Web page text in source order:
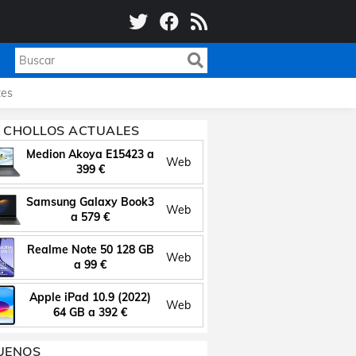
CHOLLOS ACTUALES
Medion Akoya E15423 a
399 €
Web
Samsung Galaxy Book3
a 579 €
Web
Realme Note 50 128 GB
a 99 €
Web
Apple iPad 10.9 (2022)
64 GB a 392 €
Web